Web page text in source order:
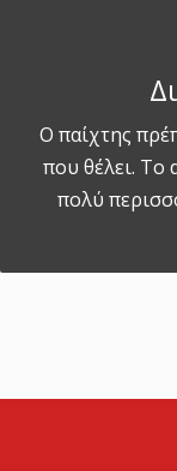
Ο παίχτης
που θέλει. Το
πολύ